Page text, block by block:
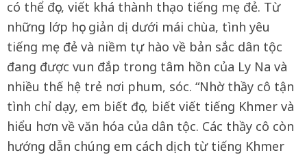
có thể đọc, viết khá thành thạo tiếng mẹ đẻ. Từ
những lớp học giản dị dưới mái chùa, tình yêu
tiếng mẹ đẻ và niềm tự hào về bản sắc dân tộc
đang được vun đắp trong tâm hồn của Ly Na và
nhiều thế hệ trẻ nơi phum, sóc. “Nhờ thầy cô tận
tình chỉ dạy, em biết đọc, biết viết tiếng Khmer và
hiểu hơn về văn hóa của dân tộc. Các thầy cô còn
hướng dẫn chúng em cách dịch từ tiếng Khmer